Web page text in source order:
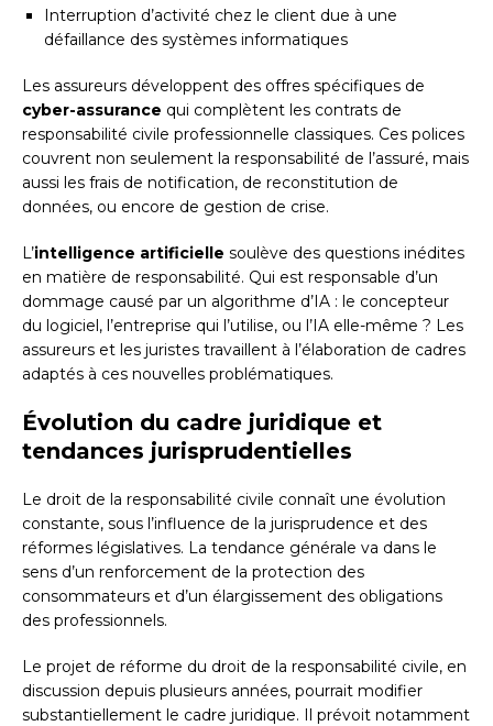
Interruption d’activité chez le client due à une
défaillance des systèmes informatiques
Les assureurs développent des offres spécifiques de
cyber-assurance qui complètent les contrats de
responsabilité civile professionnelle classiques. Ces polices
couvrent non seulement la responsabilité de l’assuré, mais
aussi les frais de notification, de reconstitution de
données, ou encore de gestion de crise.
L’intelligence artificielle soulève des questions inédites
en matière de responsabilité. Qui est responsable d’un
dommage causé par un algorithme d’IA : le concepteur
du logiciel, l’entreprise qui l’utilise, ou l’IA elle-même ? Les
assureurs et les juristes travaillent à l’élaboration de cadres
adaptés à ces nouvelles problématiques.
Évolution du cadre juridique et
tendances jurisprudentielles
Le droit de la responsabilité civile connaît une évolution
constante, sous l’influence de la jurisprudence et des
réformes législatives. La tendance générale va dans le
sens d’un renforcement de la protection des
consommateurs et d’un élargissement des obligations
des professionnels.
Le projet de réforme du droit de la responsabilité civile, en
discussion depuis plusieurs années, pourrait modifier
substantiellement le cadre juridique. Il prévoit notamment